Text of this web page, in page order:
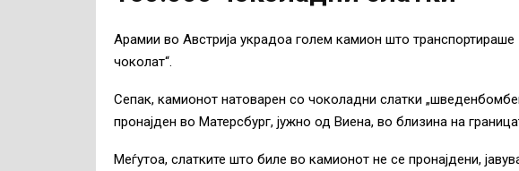
Арамии во Австрија украдоа голем камион што транспортираше
чоколат“.
Сепак, камионот натоварен со чоколадни слатки
пронајден во Матерсбург, јужно од Виена, во близина на
Меѓутоа, слатките што биле во камионот не се пронајдени,